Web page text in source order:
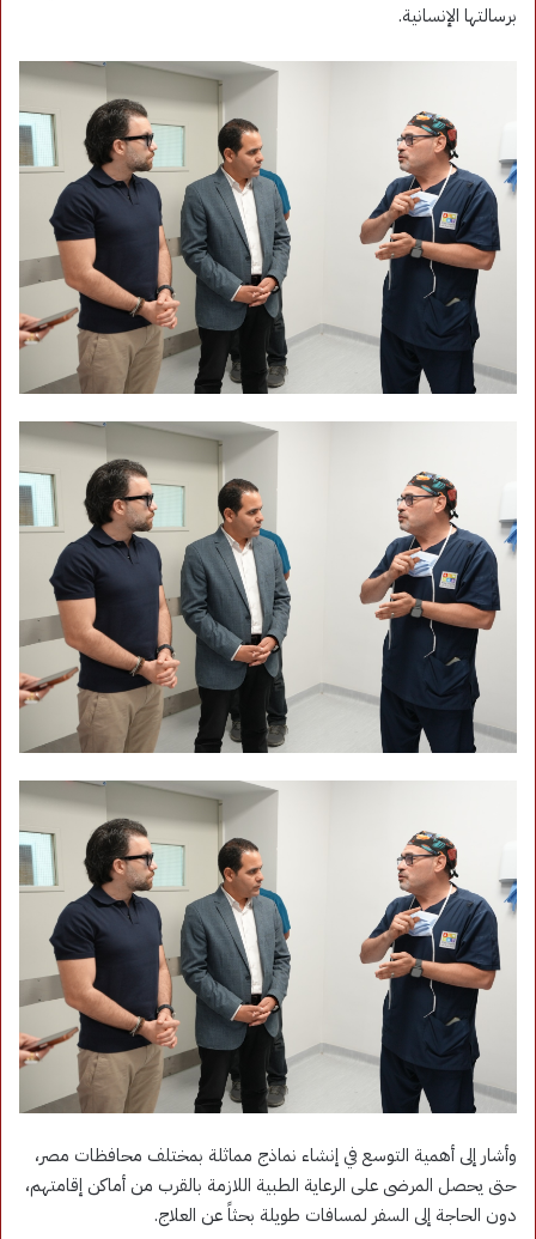
برسالتها الإنسانية.
وأشار إلى أهمية التوسع في إنشاء نماذج مماثلة بمختلف محافظات مصر،
حتى يحصل المرضى على الرعاية الطبية اللازمة بالقرب من أماكن إقامتهم،
دون الحاجة إلى السفر لمسافات طويلة بحثاً عن العلاج.